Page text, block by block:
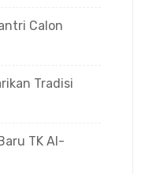
Calon
Tradisi
TK Al-